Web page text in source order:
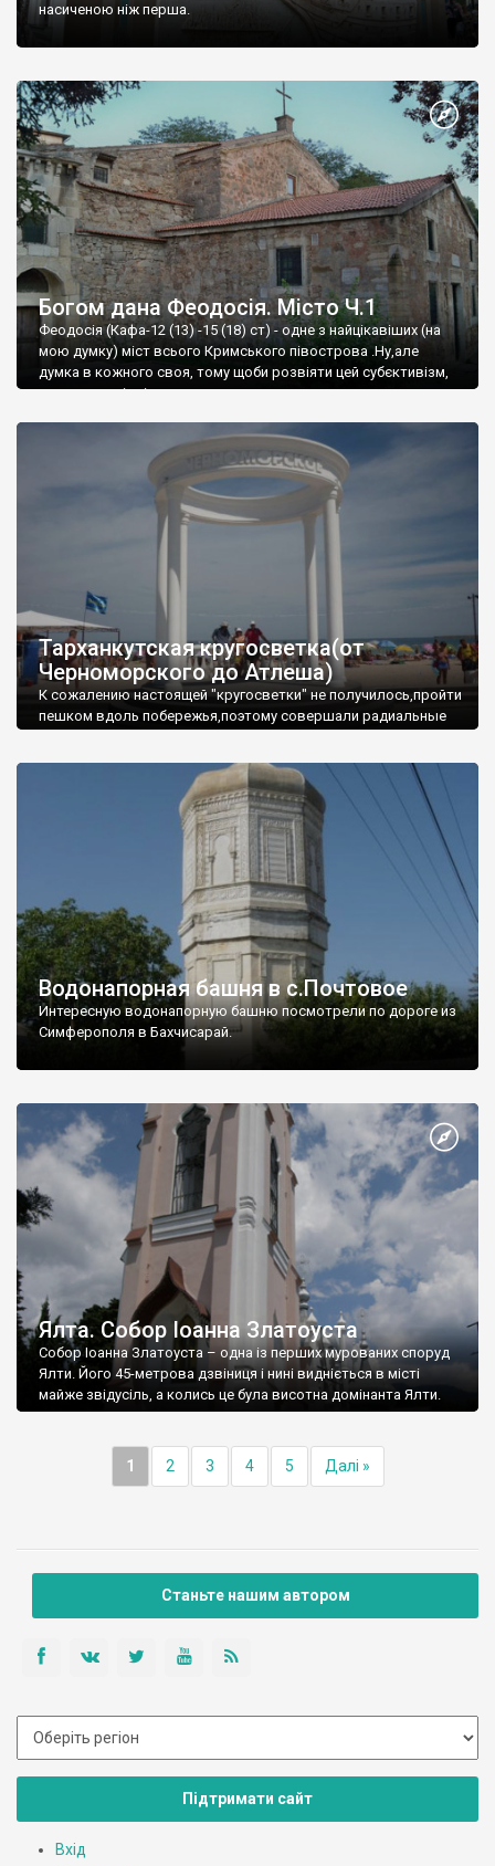
насиченою ніж перша.
Богом дана Феодосія. Місто Ч.1
Феодосія (Кафа-12 (13) -15 (18) ст) - одне з найцікавіших (на
мою думку) міст всього Кримського півострова .Ну,але
думка в кожного своя, тому щоби розвіяти цей субєктивізм,
запрошую відвідати це
Тарханкутская кругосветка(от
Черноморского до Атлеша)
К сожалению настоящей "кругосветки" не получилось,пройти
пешком вдоль побережья,поэтому совершали радиальные
Водонапорная башня в с.Почтовое
Интересную водонапорную башню посмотрели по дороге из
Симферополя в Бахчисарай.
Ялта. Собор Іоанна Златоуста
Собор Іоанна Златоуста – одна із перших мурованих споруд
Ялти. Його 45-метрова дзвіниця і нині видніється в місті
майже звідусіль, а колись це була висотна домінанта Ялти.
1 2 3 4 5 Далі »
Станьте нашим автором
Підтримати сайт
Вхід